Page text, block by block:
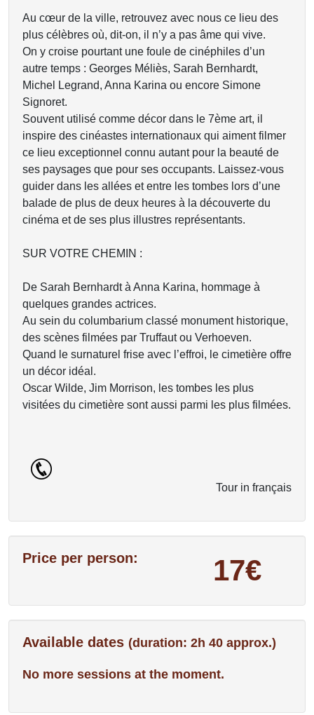
Au cœur de la ville, retrouvez avec nous ce lieu des
plus célèbres où, dit-on, il n’y a pas âme qui vive.
On y croise pourtant une foule de cinéphiles d’un
autre temps : Georges Méliès, Sarah Bernhardt,
Michel Legrand, Anna Karina ou encore Simone
Signoret.
Souvent utilisé comme décor dans le 7ème art, il
inspire des cinéastes internationaux qui aiment filmer
ce lieu exceptionnel connu autant pour la beauté de
ses paysages que pour ses occupants. Laissez-vous
guider dans les allées et entre les tombes lors d’une
balade de plus de deux heures à la découverte du
cinéma et de ses plus illustres représentants.
SUR VOTRE CHEMIN :
De Sarah Bernhardt à Anna Karina, hommage à
quelques grandes actrices.
Au sein du columbarium classé monument historique,
des scènes filmées par Truffaut ou Verhoeven.
Quand le surnaturel frise avec l’effroi, le cimetière offre
un décor idéal.
Oscar Wilde, Jim Morrison, les tombes les plus
visitées du cimetière sont aussi parmi les plus filmées.
Tour in français
Price per person: 17€
Available dates (duration: 2h 40 approx.)
No more sessions at the moment.